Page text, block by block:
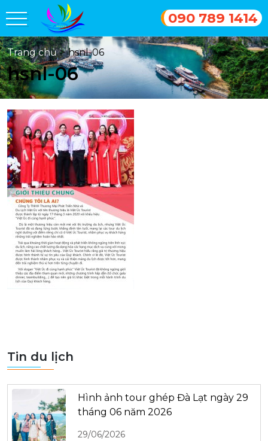
090 789 1414
Trang chủ > hsnl-06
hsnl-06
Tin du lịch
Hình ảnh tour ghép Đà Lạt ngày 29
tháng 06 năm 2026
29/06/2026